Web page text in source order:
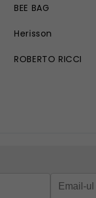
BEE BAG
Herisson
ROBERTO RICCI